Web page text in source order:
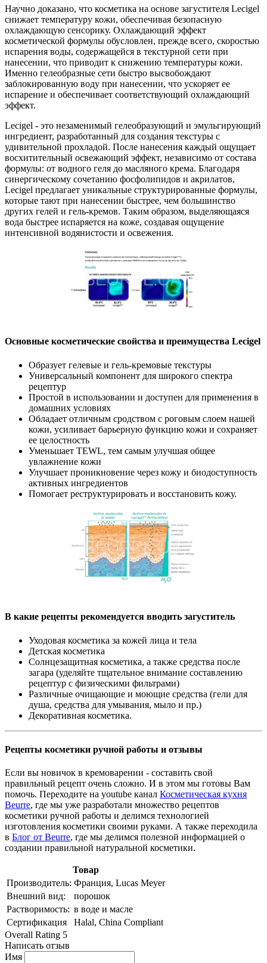
Научно доказано, что косметика на основе загустителя Lecigel
снижает температуру кожи, обеспечивая безопасную
охлаждающую сенсорику. Охлаждающий эффект
косметической формулы обусловлен, прежде всего, скоростью
испарения воды, содержащейся в текстурной сети при
нанесении, что приводит к снижению температуры кожи.
Именно гелеобразные сети быстро высвобождают
заблокированную воду при нанесении, что ускоряет ее
испарение и обеспечивает соответствующий охлаждающий
эффект.
Lecigel - это незаменимый гелеобразующий и эмульгирующий
ингредиент, разработанный для создания текстуры с
удивительной прохладой. После нанесения каждый ощущает
восхитительный освежающий эффект, независимо от состава
формулы: от водного геля до масляного крема. Благодаря
синергическому сочетанию фосфолипидов и акрилатов,
Lecigel предлагает уникальные структурированные формулы,
которые тают при нанесении быстрее, чем большинство
других гелей и гель-кремов. Таким образом, выделяющаяся
вода быстрее испаряется на коже, создавая ощущение
интенсивной водянистости и освежения.
Основные косметические свойства и преимущества Lecigel
Образует гелевые и гель-кремовые текстуры
Универсальный компонент для широкого спектра
рецептур
Простой в использовании и доступен для применения в
домашних условиях
Обладает отличным сродством с роговым слоем нашей
кожи, усиливает барьерную функцию кожи и сохраняет
ее целостность
Уменьшает TEWL, тем самым улучшая общее
увлажнение кожи
Улучшает проникновение через кожу и биодоступность
активных ингредиентов
Помогает реструктурировать и восстановить кожу.
В какие рецепты рекомендуется вводить загуститель
Уходовая косметика за кожей лица и тела
Детская косметика
Солнцезащитная косметика, а также средства после
загара (уделяйте тщательное внимание составлению
рецептур с физическими фильтрами)
Различные очищающие и моющие средства (гели для
душа, средства для умывания, мыло и пр.)
Декоративная косметика.
Рецепты косметики ручной работы и отзывы
Если вы новичок в кремоварении - составить свой
правильный рецепт очень сложно. И в этом мы готовы Вам
помочь. Переходите на youtube канал Косметическая кухня
Beurre, где мы уже разработали множество рецептов
косметики ручной работы и делимся технологией
изготовления косметики своими руками. А также переходила
в Блог от Beurre, где мы делимся полезной информацией о
создании правильной натуральной косметики.
Товар
Производитель: Франция, Lucas Meyer
Внешний вид:
порошок
Растворимость: в воде и масле
Сертификация
Halal, China Compliant
Overall Rating 5
Написать отзыв
Имя